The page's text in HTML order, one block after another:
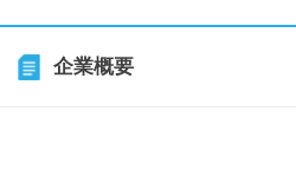
企業概要